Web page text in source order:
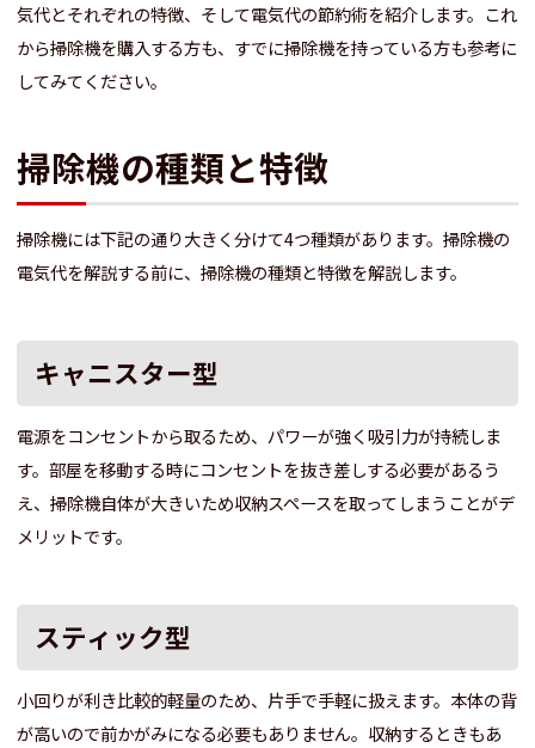
気代とそれぞれの特徴、そして電気代の節約術を紹介します。これ
から掃除機を購入する方も、すでに掃除機を持っている方も参考に
してみてください。
掃除機の種類と特徴
掃除機には下記の通り大きく分けて4つ種類があります。掃除機の
電気代を解説する前に、掃除機の種類と特徴を解説します。
キャニスター型
電源をコンセントから取るため、パワーが強く吸引力が持続しま
す。部屋を移動する時にコンセントを抜き差しする必要があるう
え、掃除機自体が大きいため収納スペースを取ってしまうことがデ
メリットです。
スティック型
小回りが利き比較的軽量のため、片手で手軽に扱えます。本体の背
が高いので前かがみになる必要もありません。収納するときもあ